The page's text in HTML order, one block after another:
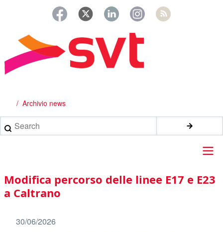
principale
Briciole
di
pane
Archivio news
Search
Main
navigation
Modifica percorso delle linee E17 e E23
a Caltrano
30/06/2026